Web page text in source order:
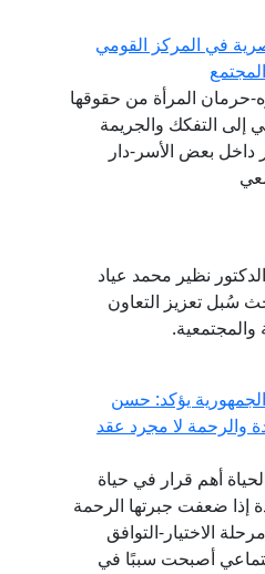
في المركز القومي
حرمان المرأة من حقوقها
إلى التفكك والجريمة
داخل بعض الأسر-دار
نظير محمد عياد
سُبل تعزيز التعاون
يؤكد: حسن
والرحمة لا مجرد عقد
أهم قرار في حياة
إذا ضعفت جبرتها الرحمة
الاختيار-التوافق
أصبحت سببًا في